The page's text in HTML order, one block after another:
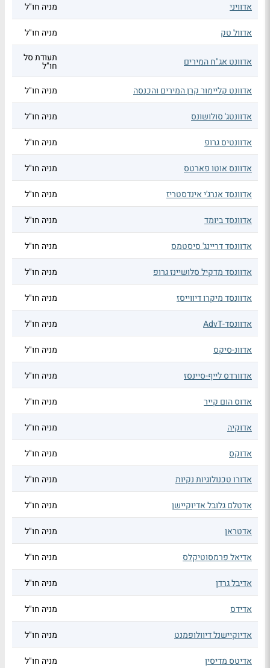
אדוויני
מניה חו"ל
אדוול טק מניה חו"ל
אדוונט אג"ח המירים תעודת סל
חו"ל
אדוונט קליימור קרן המירים והכנסה
מניה חו"ל
אדוונטג' סולושונס מניה חו"ל
אדוונטיס גרופ מניה חו"ל
אדוונס אוטו פארטס מניה חו"ל
אדוונסד אנרג'י אינדסטריז מניה חו"ל
אדוונסד ביומד מניה חו"ל
אדוונסד דריינג' סיסטמס מניה חו"ל
אדוונסד מדקיל סלושיינז גרופ מניה חו"ל
אדוונסד מיקרו דיווייסז מניה חו"ל
אדוונסד-AdvT מניה חו"ל
אדוונ-סיקס מניה חו"ל
אדוורדס לייף-סיינסז מניה חו"ל
אדוס הום קייר מניה חו"ל
אדוקיה מניה חו"ל
אדוקס מניה חו"ל
אדורו טכנולוגיות נקיות מניה חו"ל
אדטלם גלובל אדיוקיישן מניה חו"ל
אדטראן מניה חו"ל
אדיאל פרמסוטיקלס מניה חו"ל
אדיבל גרדן מניה חו"ל
אדידס מניה חו"ל
אדיוקיישנל דיוולופמנט מניה חו"ל
אדיטס מדיסין מניה חו"ל